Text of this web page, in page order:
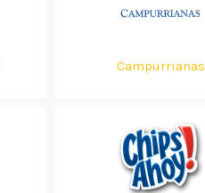
Campurrianas